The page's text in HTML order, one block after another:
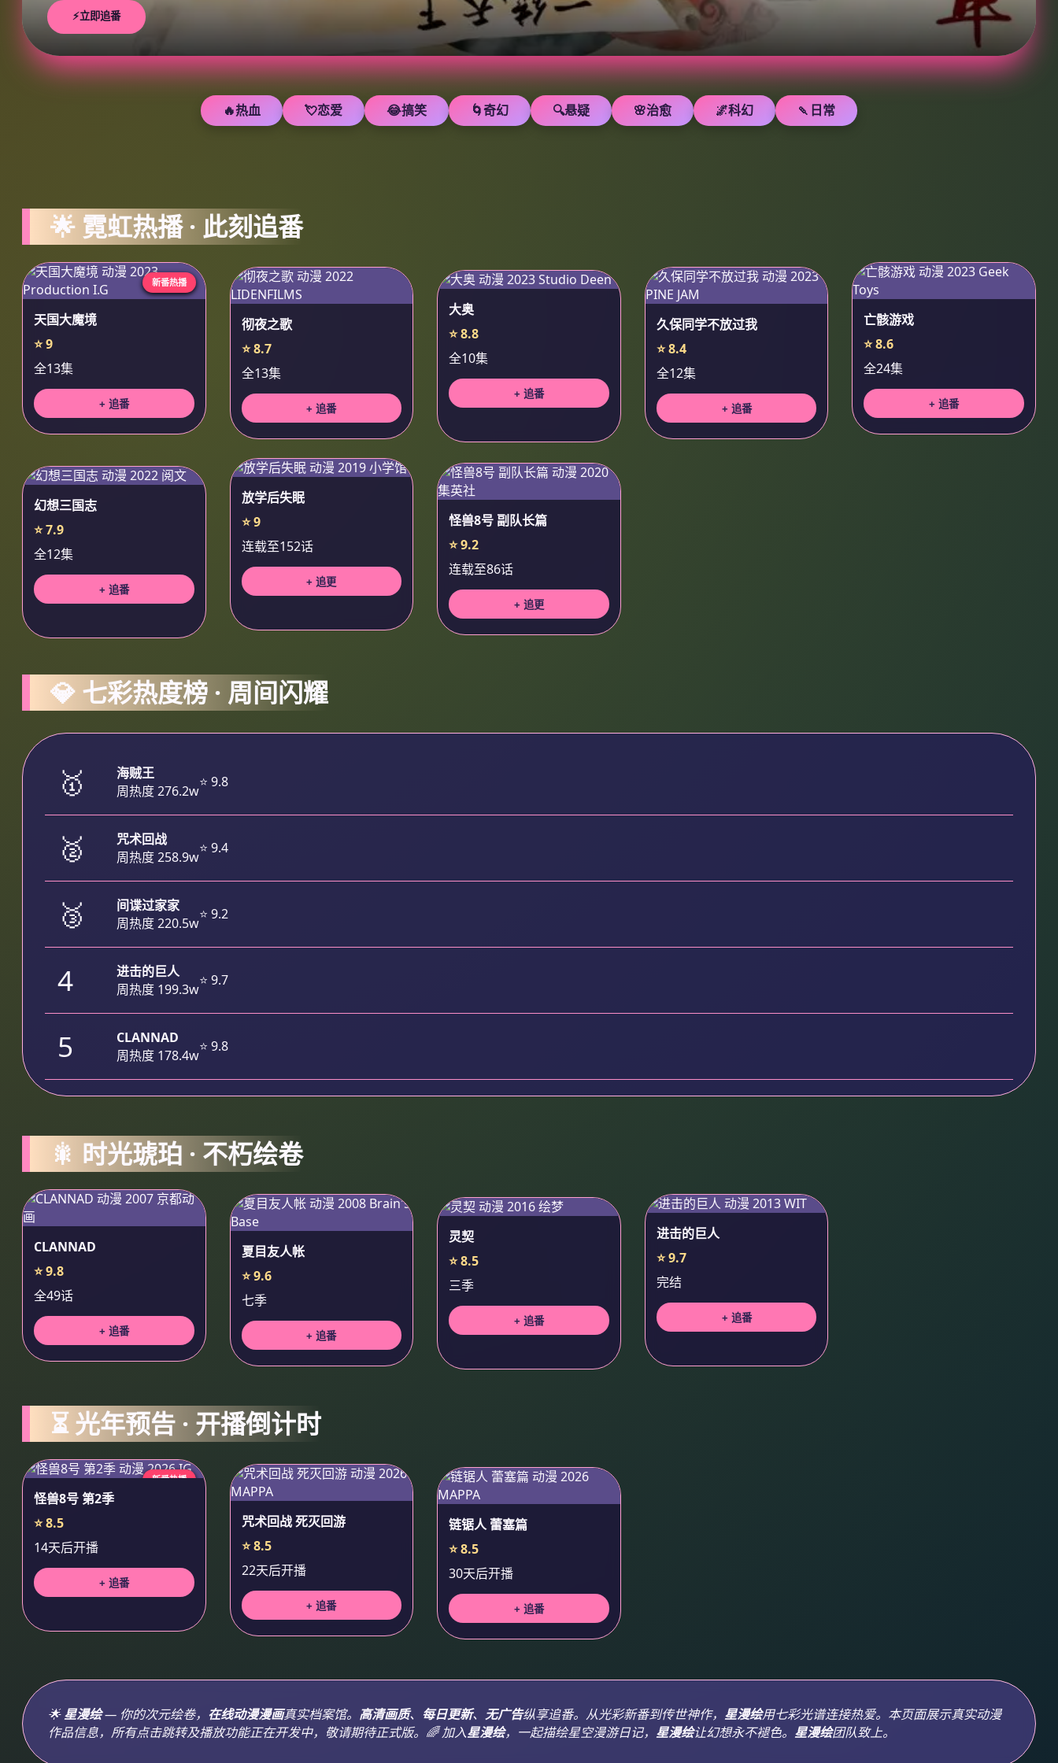
⚡立即追番
🔥热血 💘恋爱 😂搞笑 🌀奇幻 🔍悬疑 🌸治愈 🌌科幻 🍡日常
🌟 霓虹热播 · 此刻追番
新番热播
天国大魔境
⭐ 9
全13集
+ 追番
彻夜之歌
⭐ 8.7
全13集
+ 追番
大奥
⭐ 8.8
全10集
+ 追番
久保同学不放过我
⭐ 8.4
全12集
+ 追番
亡骸游戏
⭐ 8.6
全24集
+ 追番
幻想三国志
⭐ 7.9
全12集
+ 追番
放学后失眠
⭐ 9
连载至152话
+ 追更
怪兽8号 副队长篇
⭐ 9.2
连载至86话
+ 追更
💎 七彩热度榜 · 周间闪耀
🥇
海贼王
周热度 276.2w
⭐ 9.8
🥈
咒术回战
周热度 258.9w
⭐ 9.4
🥉
间谍过家家
周热度 220.5w
⭐ 9.2
4
进击的巨人
周热度 199.3w
⭐ 9.7
5
CLANNAD
周热度 178.4w
⭐ 9.8
🎇 时光琥珀 · 不朽绘卷
CLANNAD
⭐ 9.8
全49话
+ 追番
夏目友人帐
⭐ 9.6
七季
+ 追番
灵契
⭐ 8.5
三季
+ 追番
进击的巨人
⭐ 9.7
完结
+ 追番
⏳ 光年预告 · 开播倒计时
新番热播
怪兽8号 第2季
⭐ 8.5
14天后开播
+ 追番
咒术回战 死灭回游
⭐ 8.5
22天后开播
+ 追番
链锯人 蕾塞篇
⭐ 8.5
30天后开播
+ 追番
🌟星漫绘— 你的次元绘卷， 在线动漫漫画真实档案馆。 高清画质、 每日更新、 无广告纵享追番。从光彩新番到传世神作， 星漫绘用七彩光谱连接热爱。本页面展示真实动漫
作品信息，所有点击跳转及播放功能正在开发中，敬请期待正式版。🌈 加入星漫绘，一起描绘星空漫游日记， 星漫绘让幻想永不褪色。 星漫绘团队致上。